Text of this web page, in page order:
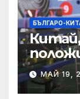
БЪЛГАРО-
МАЙ 19,